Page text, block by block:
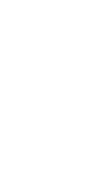
начаться с
AMERICAN